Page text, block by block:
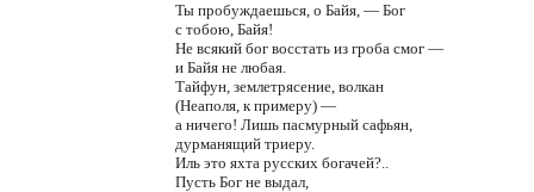
Ты пробуждаешься, о Байя, — Бог
с тобою, Байя!
Не всякий бог восстать из гроба смог —
и Байя не любая.
Тайфун, землетрясение, волкан
(Неаполя, к примеру) —
а ничего! Лишь пасмурный сафьян,
дурманящий триеру.
Иль это яхта русских богачей?..
Пусть Бог не выдал,